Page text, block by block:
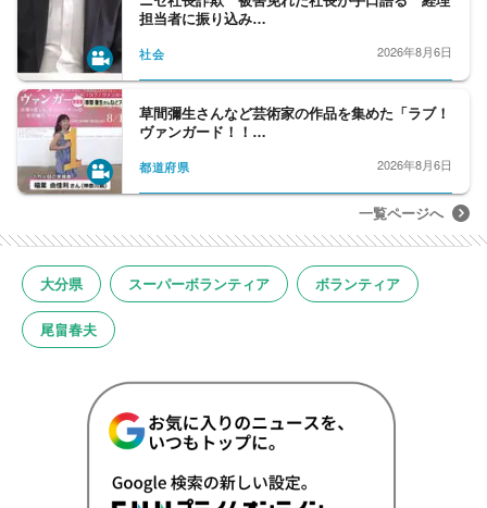
担当者に振り込み…
社会 2026年8月6日
草間彌生さんなど芸術家の作品を集めた「ラブ！
ヴァンガード！！…
都道府県 2026年8月6日
一覧ページへ
大分県 スーパーボランティア ボランティア
尾畠春夫